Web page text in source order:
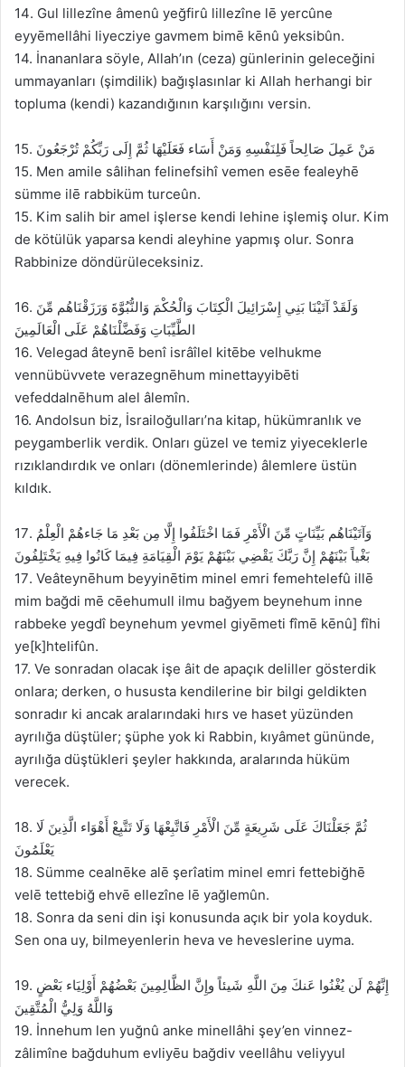
14. Gul lillezîne âmenû yeğfirû lillezîne lē yercûne
eyyēmellâhi liyecziye gavmem bimē kēnû yeksibûn.
14. İnananlara söyle, Allah’ın (ceza) günlerinin geleceğini
ummayanları (şimdilik) bağışlasınlar ki Allah herhangi bir
topluma (kendi) kazandığının karşılığını versin.
15. مَنْ عَمِلَ صَالِحاً فَلِنَفْسِهِ وَمَنْ أَسَاء فَعَلَيْهَا ثُمَّ إِلَى رَبِّكُمْ تُرْجَعُونَ
15. Men amile sâlihan felinefsihî vemen esēe fealeyhē
sümme ilē rabbiküm turceûn.
15. Kim salih bir amel işlerse kendi lehine işlemiş olur. Kim
de kötülük yaparsa kendi aleyhine yapmış olur. Sonra
Rabbinize döndürüleceksiniz.
16. وَلَقَدْ آتَيْنَا بَنِي إِسْرَائِيلَ الْكِتَابَ وَالْحُكْمَ وَالنُّبُوَّةَ وَرَزَقْنَاهُم مِّنَ
الطَّيِّبَاتِ وَفَضَّلْنَاهُمْ عَلَى الْعَالَمِينَ
16. Velegad âteynē benî isrâîlel kitēbe velhukme
vennübüvvete verazegnēhum minettayyibēti
vefeddalnēhum alel âlemîn.
16. Andolsun biz, İsrailoğulları’na kitap, hükümranlık ve
peygamberlik verdik. Onları güzel ve temiz yiyeceklerle
rızıklandırdık ve onları (dönemlerinde) âlemlere üstün
kıldık.
17. وَآتَيْنَاهُم بَيِّنَاتٍ مِّنَ الْأَمْرِ فَمَا اخْتَلَفُوا إِلَّا مِن بَعْدِ مَا جَاءهُمْ الْعِلْمُ
بَغْياً بَيْنَهُمْ إِنَّ رَبَّكَ يَقْضِي بَيْنَهُمْ يَوْمَ الْقِيَامَةِ فِيمَا كَانُوا فِيهِ يَخْتَلِفُونَ
17. Veâteynēhum beyyinētim minel emri femehtelefû illē
mim bağdi mē cēehumull ilmu bağyem beynehum inne
rabbeke yegdî beynehum yevmel giyēmeti fîmē kēnû] fîhi
ye[k]htelifûn.
17. Ve sonradan olacak işe âit de apaçık deliller gösterdik
onlara; derken, o hususta kendilerine bir bilgi geldikten
sonradır ki ancak aralarındaki hırs ve haset yüzünden
ayrılığa düştüler; şüphe yok ki Rabbin, kıyâmet gününde,
ayrılığa düştükleri şeyler hakkında, aralarında hüküm
verecek.
18. ثُمَّ جَعَلْنَاكَ عَلَى شَرِيعَةٍ مِّنَ الْأَمْرِ فَاتَّبِعْهَا وَلَا تَتَّبِعْ أَهْوَاء الَّذِينَ لَا
يَعْلَمُونَ
18. Sümme cealnēke alē şerîatim minel emri fettebiğhē
velē tettebiğ ehvē ellezîne lē yağlemûn.
18. Sonra da seni din işi konusunda açık bir yola koyduk.
Sen ona uy, bilmeyenlerin heva ve heveslerine uyma.
19. إِنَّهُمْ لَن يُغْنُوا عَنكَ مِنَ اللَّهِ شَيئاً وإِنَّ الظَّالِمِينَ بَعْضُهُمْ أَوْلِيَاء بَعْضٍ
وَاللَّهُ وَلِيُّ الْمُتَّقِينَ
19. İnnehum len yuğnû anke minellâhi şey’en vinnez-
zâlimîne bağduhum evliyēu bağdiv veellâhu veliyyul